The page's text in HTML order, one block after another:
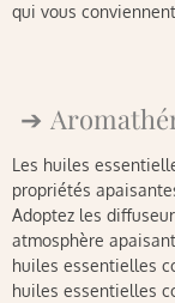
qui vous conviennent.
Les huiles
propriétés
Adoptez les
atmosphère
huiles essentielles
huiles essentielles